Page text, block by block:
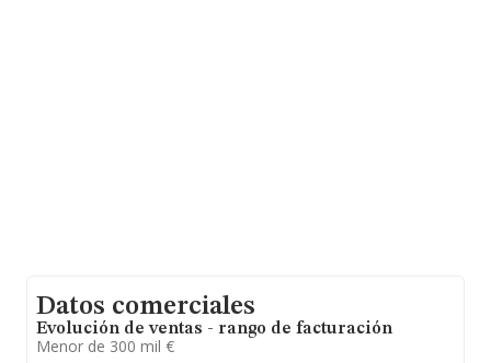
Datos comerciales
Evolución de ventas - rango de facturación
Menor de 300 mil €